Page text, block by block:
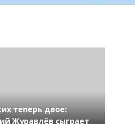
теперь двое:
Журавлёв сыграет